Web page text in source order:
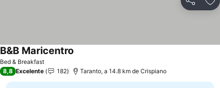
Partilhar
Bed & Breakfast
B&B Maricentro
8,8 Excelente 182 Taranto, a 14.8 km de Crispiano